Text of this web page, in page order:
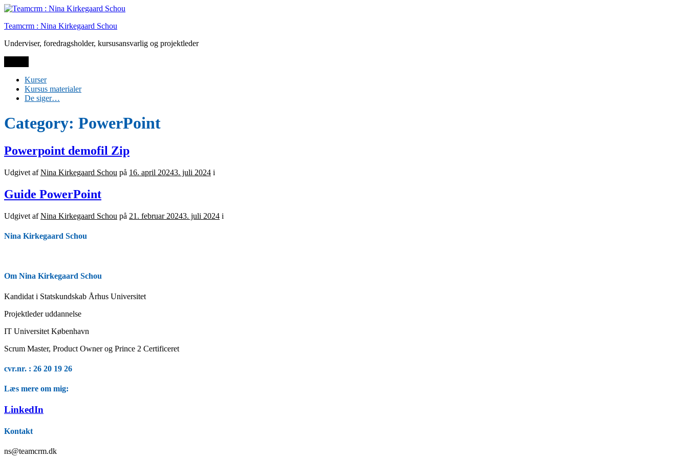
Spring
indhold
Teamcrm : Nina Kirkegaard Schou
Underviser, foredragsholder, kursusansvarlig og projektleder
Kurser
Kursus materialer
De siger…
Category: PowerPoint
Powerpoint demofil Zip
Udgivet afNina Kirkegaard Schou på 16. april 20243. juli 2024 i
Guide PowerPoint
Udgivet afNina Kirkegaard Schou på 21. februar 20243. juli 2024 i
Nina Kirkegaard Schou
Om Nina Kirkegaard Schou
Kandidat i Statskundskab Århus Universitet
Projektleder uddannelse
IT Universitet København
Scrum Master, Product Owner og Prince 2 Certificeret
cvr.nr. : 26 20 19 26
Læs mere om mig:
LinkedIn
Kontakt
ns@teamcrm.dk